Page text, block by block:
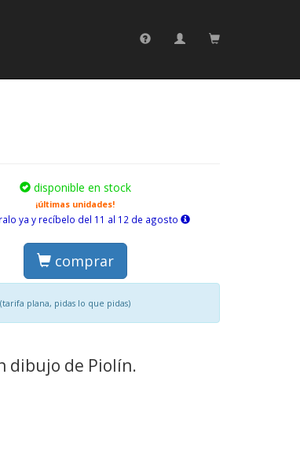
disponible en stock
¡últimas unidades!
ya y recíbelo del 11 al 12 de agosto
comprar
(tarifa plana, pidas lo que pidas)
dibujo de Piolín.